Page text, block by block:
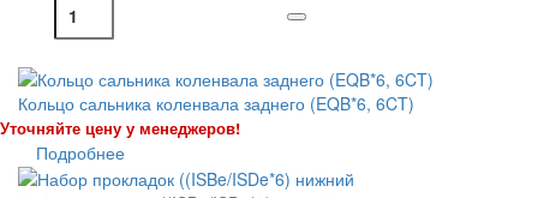
Кольцо сальника коленвала заднего (EQB*6, 6CT)
Уточняйте цену у менеджеров!
Подробнее